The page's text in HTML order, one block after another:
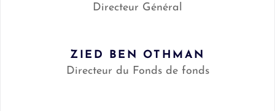
Directeur Général
ZIED BEN OTHMAN
Directeur du Fonds de fonds